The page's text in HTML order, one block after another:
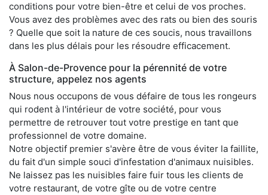
conditions pour votre bien-être et celui de vos proches.
Vous avez des problèmes avec des rats ou bien des souris
? Quelle que soit la nature de ces soucis, nous travaillons
dans les plus délais pour les résoudre efficacement.
À Salon-de-Provence pour la pérennité de votre
structure, appelez nos agents
Nous nous occupons de vous défaire de tous les rongeurs
qui rodent à l'intérieur de votre société, pour vous
permettre de retrouver tout votre prestige en tant que
professionnel de votre domaine.
Notre objectif premier s'avère être de vous éviter la faillite,
du fait d'un simple souci d'infestation d'animaux nuisibles.
Ne laissez pas les nuisibles faire fuir tous les clients de
votre restaurant, de votre gîte ou de votre centre